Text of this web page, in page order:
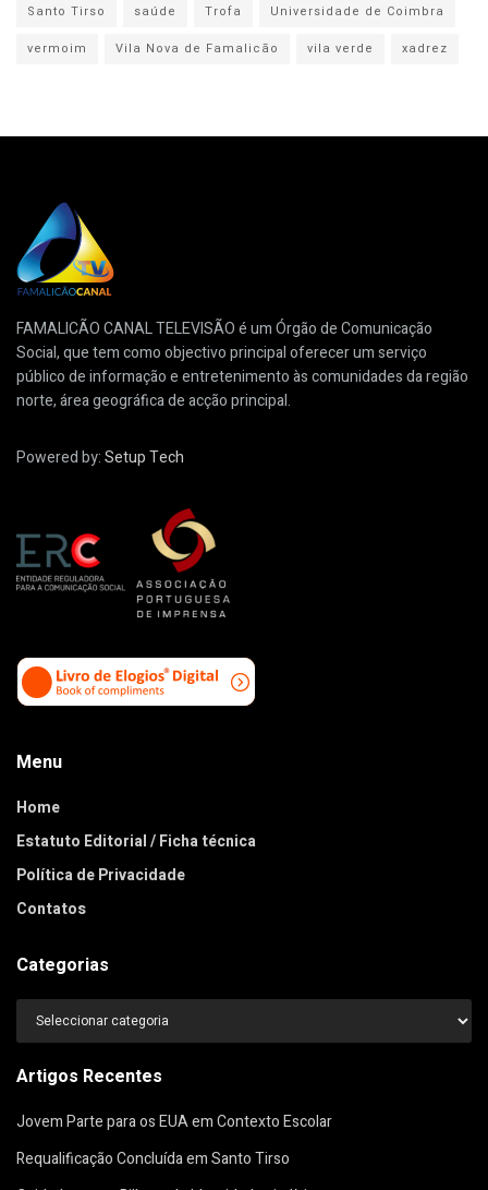
Santo Tirso
saúde Trofa
Universidade de Coimbra
vermoim
Vila Nova de Famalicão vila verde xadrez
FAMALICÃO CANAL TELEVISÃO é um Órgão de Comunicação
Social, que tem como objectivo principal oferecer um serviço
público de informação e entretenimento às comunidades da região
norte, área geográfica de acção principal.
Powered by:Setup Tech
Menu
Home
Estatuto Editorial / Ficha técnica
Política de Privacidade
Contatos
Categorias
Categorias
Artigos Recentes
Jovem Parte para os EUA em Contexto Escolar
Requalificação Concluída em Santo Tirso